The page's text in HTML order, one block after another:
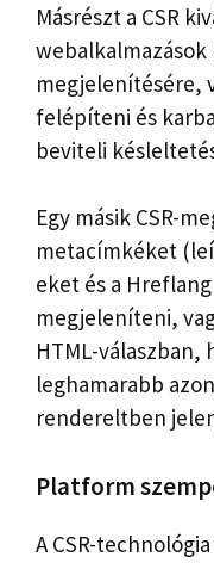
Másrészt a CSR
megjelenítésére,
felépíteni és
beviteli
Egy másik CSR-
metacímkéket
eket és a
megjeleníteni,
HTML-válaszban,
leghamarabb
rendereltben
Platform
A CSR-